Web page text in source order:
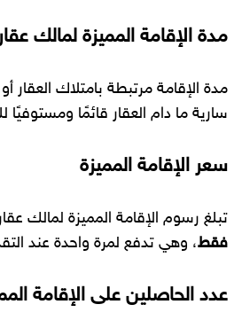
مدة الإقامة المميزة لمالك عقار
مدة الإقامة مرتبطة بامتلاك العقار
سارية ما دام العقار قائمًا ومستوفيًا
سعر الإقامة المميزة
تبلغ رسوم الإقامة المميزة لمالك
فقط، وهي تدفع لمرة واحدة عند
عدد الحاصلين على الإقامة